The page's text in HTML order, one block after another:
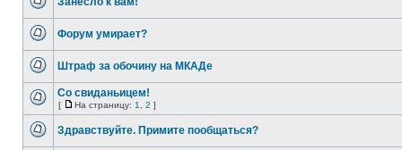
Форум умирает?
Штраф за обочину на МКАДе
Со свиданьицем!
[ На страницу: 1 2 ]
Здравствуйте. Примите пообщаться?